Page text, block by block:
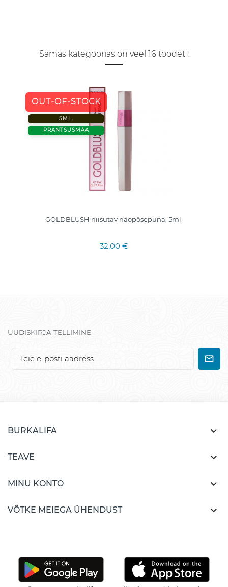
Samas kategoorias on veel 16 toodet :
OUT-OF-STOCK
5ML.
PRANTSUSMAA
GOLDBLUSH niisutav näopõsepuna, 5ml.
32,00 €
UUDISKIRJA TELLIMINE
BURKALIFA 
TEAVE 
MINU KONTO 
VÕTKE MEIEGA ÜHENDUST 